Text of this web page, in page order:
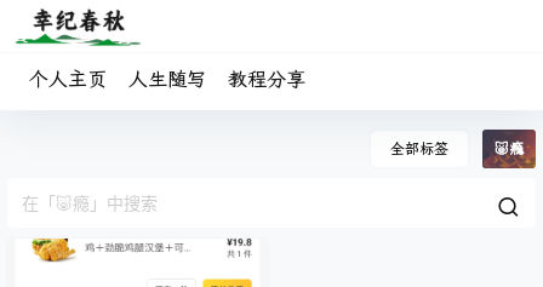
个人主页 人生随写 教程分享
全部标签 🐷瘾